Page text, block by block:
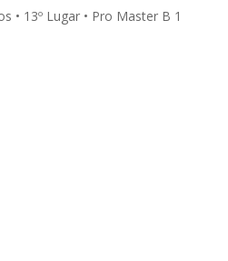
• 13º Lugar • Pro Master B 1